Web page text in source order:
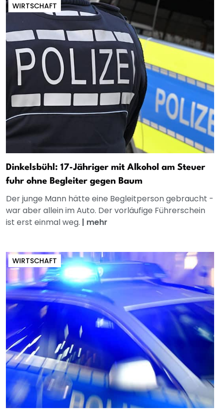
WIRTSCHAFT
Dinkelsbühl: 17-Jähriger mit Alkohol am Steuer
fuhr ohne Begleiter gegen Baum
Der junge Mann hätte eine Begleitperson gebraucht -
war aber allein im Auto. Der vorläufige Führerschein
ist erst einmal weg. | mehr
WIRTSCHAFT